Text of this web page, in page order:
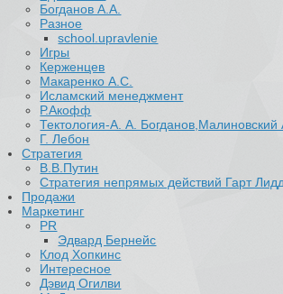
Богданов А.А.
Разное
school.upravlenie
Игры
Керженцев
Макаренко А.С.
Исламский менеджмент
Р.Акофф
Тектология-А. А. Богданов,Малиновский
​Г. Лебон
Стратегия
В.В.Путин
​Стратегия непрямых действий Гарт
Продажи
Маркетинг
PR
Эдвард Бернейс
Клод Хопкинс
Интересное
Дэвид Огилви